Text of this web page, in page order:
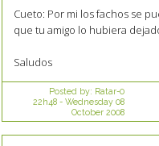
Cueto: Por mi los fachos se
que tu amigo lo hubiera
Saludos
Posted by: Ratar-0
22h48- Wednesday 08
October 2008